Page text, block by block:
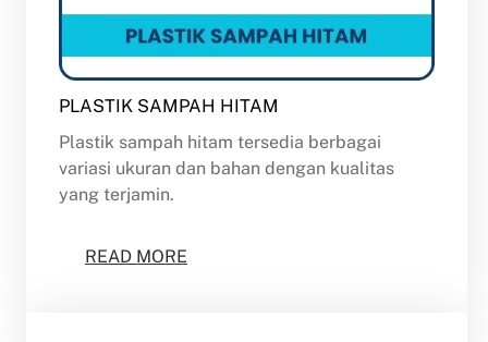
PLASTIK SAMPAH HITAM
Plastik sampah hitam tersedia berbagai
variasi ukuran dan bahan dengan kualitas
yang terjamin.
READ MORE